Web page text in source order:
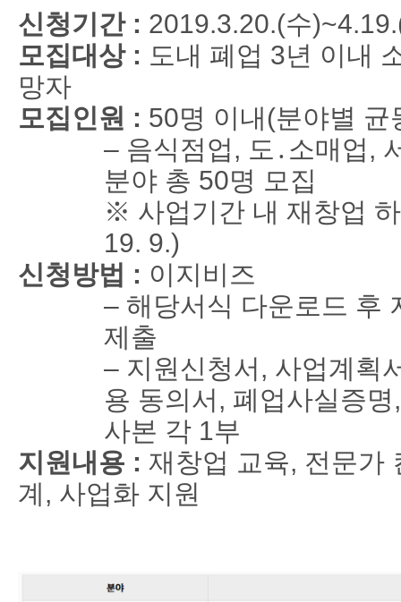
신청기간 : 2019.3.20.(수
모집대상 : 도내 폐업 3년 이내
망자
모집인원 : 50명 이내(분야별 균
– 음식점업, 도 ․ 소매업,
분야 총 50명 모집
※ 사업기간 내 재창업
19. 9.)
신청방법 : 이지비즈
– 해당서식 다운로드 후
제출
– 지원신청서 , 사업계획
용 동의서 , 폐업사실증명
사본 각 1부
지원내용 : 재창업 교육, 전문가
계, 사업화 지원